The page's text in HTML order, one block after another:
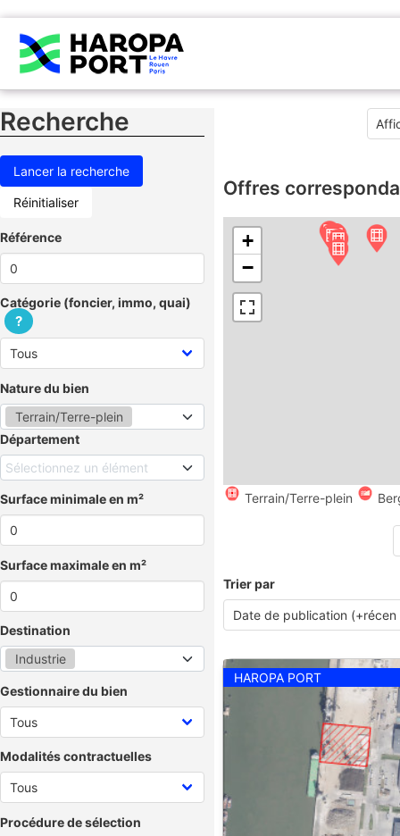
Recherche
Réinitialiser
Référence
Catégorie (foncier, immo, quai)
?
Nature du bien
Terrain/Terre-plein
Département
Sélectionnez un élément
Surface minimale en m²
Surface maximale en m²
Destination
Industrie
Gestionnaire du bien
Modalités contractuelles
Procédure de sélection
Offres
+
−
Terrain/Terre-plein
Trier par
HAROPA PORT